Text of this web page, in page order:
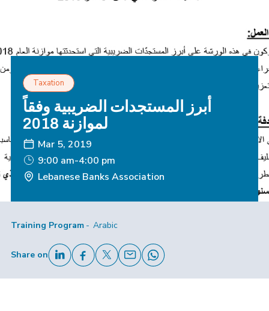
Taxation
أبرز المستجدات الضريبية وفقاً
لموازنة 2018
Mar 5, 2019
9:00 am-4:00 pm
Lebanese Banks Association
Training Program Arabic
Share on